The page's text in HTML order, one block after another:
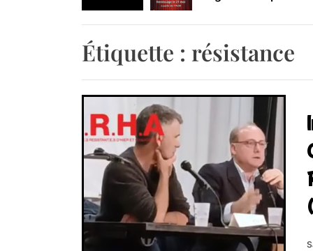
Retrouvez-nous
Étiquette : résistance